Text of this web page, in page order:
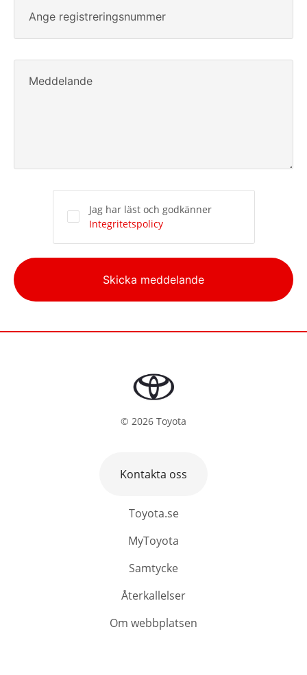
Ange registreringsnummer
Meddelande
Jag har läst och godkänner
Integritetspolicy
Alternative:
Skicka meddelande
© 2026 Toyota
Toyota.se
MyToyota
Samtycke
Återkallelser
Om webbplatsen
Kontakta oss